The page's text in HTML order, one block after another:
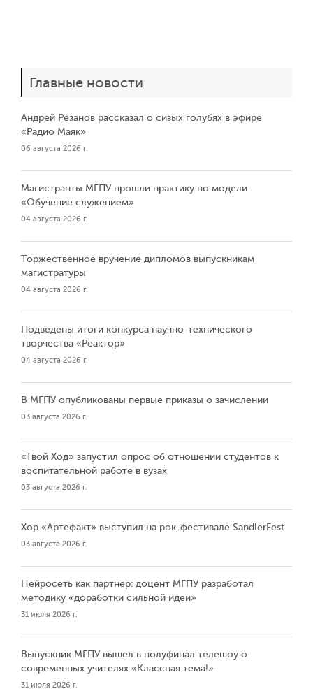
Главные новости
Андрей Резанов рассказал о сизых голубях в эфире
«Радио Маяк»
06 августа 2026 г.
Магистранты МГПУ прошли практику по модели
«Обучение служением»
04 августа 2026 г.
Торжественное вручение дипломов выпускникам
магистратуры
04 августа 2026 г.
Подведены итоги конкурса научно-технического
творчества «Реактор»
04 августа 2026 г.
В МГПУ опубликованы первые приказы о зачислении
03 августа 2026 г.
«Твой Ход» запустил опрос об отношении студентов к
воспитательной работе в вузах
03 августа 2026 г.
Хор «Артефакт» выступил на рок-фестивале SandlerFest
03 августа 2026 г.
Нейросеть как партнер: доцент МГПУ разработал
методику «доработки сильной идеи»
31 июля 2026 г.
Выпускник МГПУ вышел в полуфинал телешоу о
современных учителях «Классная тема!»
31 июля 2026 г.